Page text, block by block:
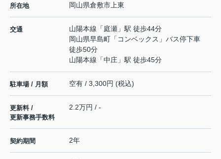
所在地 岡山県倉敷市 上東
交通 山陽本線 「庭瀬 」駅 徒歩44分
岡山県早島町「コンベックス」バス停下車
徒歩50分
山陽本線 「中庄 」駅 徒歩45分
駐車場 / 月額 空有 / 3,300円 (税込)
更新料 /
更新事務手数料
2.2万円 / -
契約期間 2年